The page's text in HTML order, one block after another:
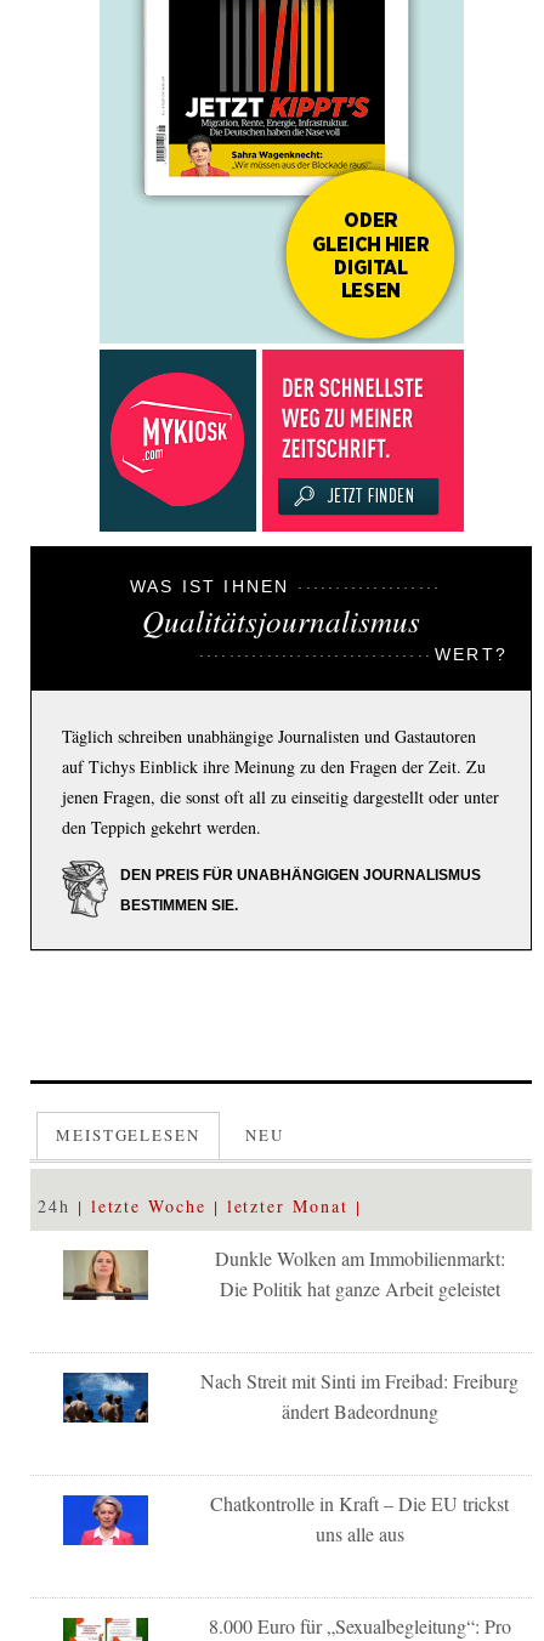
WAS IST IHNEN
Qualitätsjournalismus
WERT?
Täglich schreiben unabhängige Journalisten und Gastautoren
auf Tichys Einblick ihre Meinung zu den Fragen der Zeit. Zu
jenen Fragen, die sonst oft all zu einseitig dargestellt oder unter
den Teppich gekehrt werden.
DEN PREIS FÜR UNABHÄNGIGEN JOURNALISMUS
BESTIMMEN SIE.
MEISTGELESEN NEU
24h letzte Woche letzter Monat
Dunkle Wolken am Immobilienmarkt:
Die Politik hat ganze Arbeit geleistet
Nach Streit mit Sinti im Freibad: Freiburg
ändert Badeordnung
Chatkontrolle in Kraft – Die EU trickst
uns alle aus
8.000 Euro für „Sexualbegleitung“: Pro